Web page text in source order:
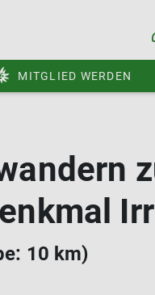
MITGLIED WERDEN
10 km)